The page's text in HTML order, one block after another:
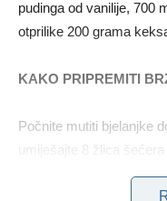
pudinga od vanilije, 700
otprilike 200 grama
KAKO PRIPREMITI
Počnite mutiti bjelanjke
umiješajte 8 žlica
U ovoj fazi zakuhajte